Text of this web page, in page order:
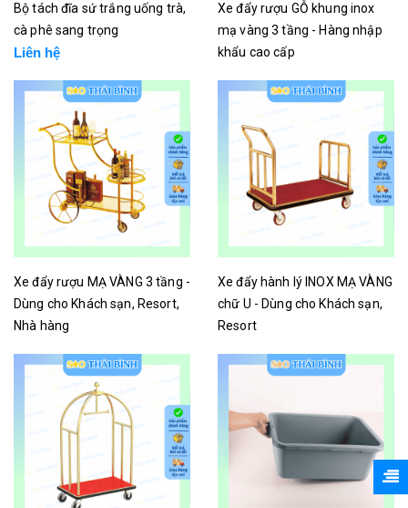
Bộ tách đĩa sứ trắng uống trà,
cà phê sang trọng
Liên hệ
Xe đẩy rượu GỖ khung inox
mạ vàng 3 tầng - Hàng nhập
khẩu cao cấp
Xe đẩy rượu MẠ VÀNG 3 tầng -
Dùng cho Khách sạn, Resort,
Nhà hàng
Xe đẩy hành lý INOX MẠ VÀNG
chữ U - Dùng cho Khách sạn,
Resort